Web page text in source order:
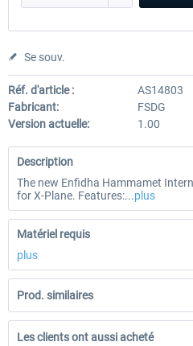
Se souv.
Réf. d'article :
AS14803
Fabricant:
FSDG
Version actuelle:
1.00
Description
The new Enfidha Hammamet
for X-Plane. Features:...plus
Matériel requis
plus
Prod. similaires
Les clients ont aussi acheté